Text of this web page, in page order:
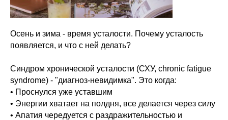
Осень и зима - время усталости. Почему усталость
появляется, и что с ней делать?
Синдром хронической усталости (СХУ, chronic fatigue
syndrome) - "диагноз-невидимка". Это когда:
• Проснулся уже уставшим
• Энергии хватает на полдня, все делается через силу
• Апатия чередуется с раздражительностью и